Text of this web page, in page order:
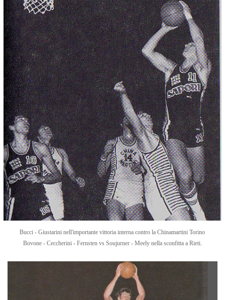
Bucci - Giustarini nell'importante vittoria interna contro la Chinamartini Torino
Bovone - Ceccherini - Fernsten vs Soujurner - Meely nella sconfitta a Rieti.